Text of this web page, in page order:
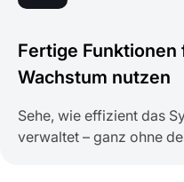
Fertige
Wachstum nutzen
Sehe, wie effizient das
verwaltet – ganz ohne